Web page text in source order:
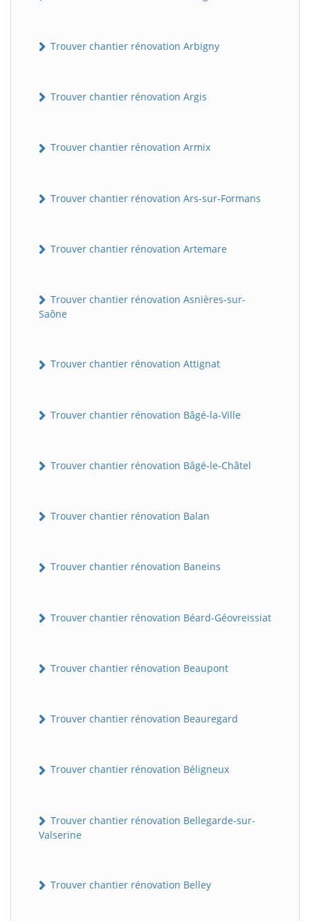
Trouver chantier rénovation Arbigny
Trouver chantier rénovation Argis
Trouver chantier rénovation Armix
Trouver chantier rénovation Ars-sur-Formans
Trouver chantier rénovation Artemare
Trouver chantier rénovation Asnières-sur-
Saône
Trouver chantier rénovation Attignat
Trouver chantier rénovation Bâgé-la-Ville
Trouver chantier rénovation Bâgé-le-Châtel
Trouver chantier rénovation Balan
Trouver chantier rénovation Baneins
Trouver chantier rénovation Béard-Géovreissiat
Trouver chantier rénovation Beaupont
Trouver chantier rénovation Beauregard
Trouver chantier rénovation Béligneux
Trouver chantier rénovation Bellegarde-sur-
Valserine
Trouver chantier rénovation Belley